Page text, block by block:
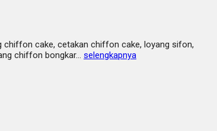
cake, cetakan chiffon cake, loyang sifon,
chiffon bongkar… selengkapnya